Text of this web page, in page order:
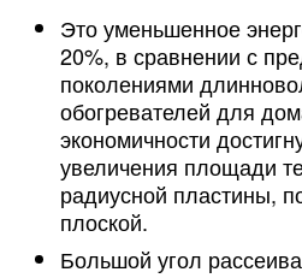
Это уменьшенное
20%, в сравнении с
поколениями
обогревателей для
экономичности
увеличения площади
радиусной пластины,
плоской.
Большой угол